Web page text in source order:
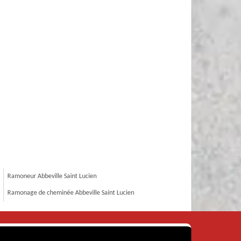
Ramoneur Abbeville Saint Lucien
Ramonage de cheminée Abbeville Saint Lucien